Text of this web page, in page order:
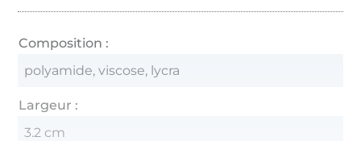
Composition :
polyamide, viscose, lycra
Largeur :
3.2 cm